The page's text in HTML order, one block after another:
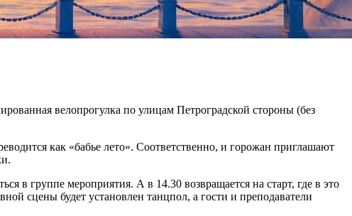
велопрогулка по улицам Петроградской стороны (без
как «бабье лето». Соответственно, и горожан приглашают
в группе мероприятия. А в 14.30 возвращается на старт, где в это
сцены будет установлен танцпол, а гости и преподаватели